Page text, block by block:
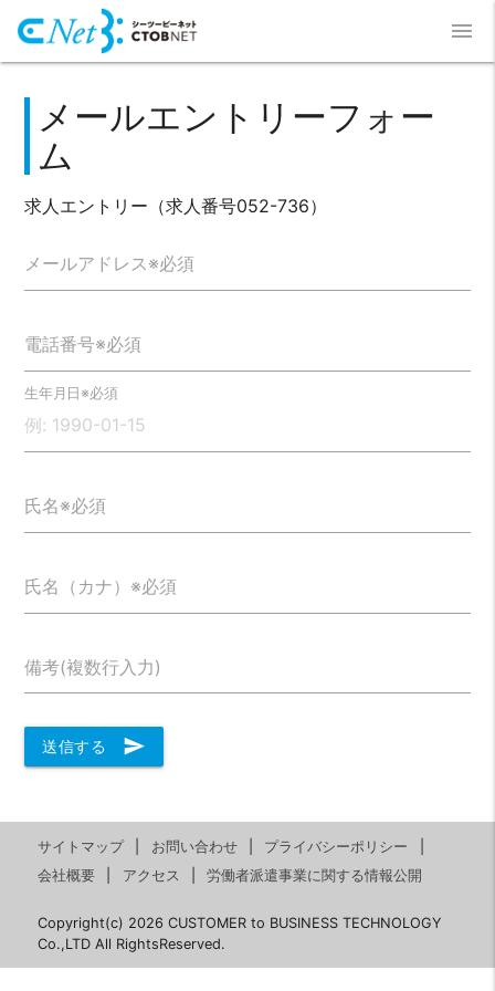
menu
メールエントリーフォー
ム
求人エントリー（求人番号052-736）
メールアドレス※必須
電話番号※必須
生年月日※必須
氏名※必須
氏名（カナ）※必須
備考(複数行入力)
送信する send
サイトマップ お問い合わせ
プライバシーポリシー
会社概要
アクセス 労働者派遣事業に関する情報公開
Copyright(c) 2026 CUSTOMER to BUSINESS TECHNOLOGY
Co.,LTD All RightsReserved.